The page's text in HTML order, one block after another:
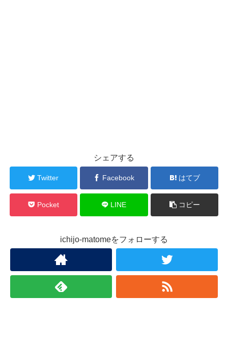
シェアする
Twitter Facebook はてブ
Pocket LINE コピー
ichijo-matomeをフォローする